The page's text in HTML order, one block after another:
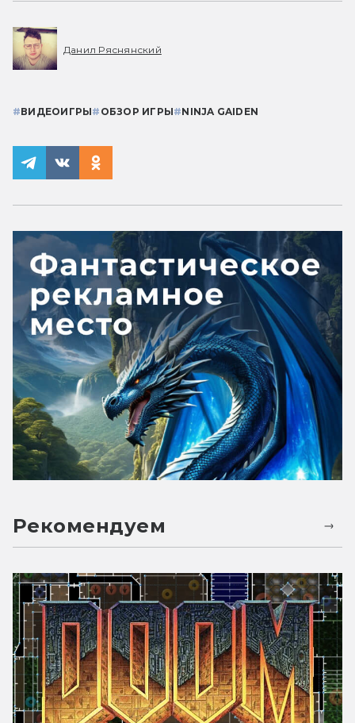
Данил Ряснянский
#ВИДЕОИГРЫ# ОБЗОР ИГРЫ#NINJA GAIDEN
Рекомендуем